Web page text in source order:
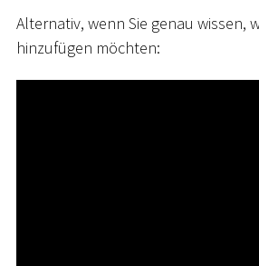
Alternativ, wenn Sie genau wissen,
hinzufügen möchten: